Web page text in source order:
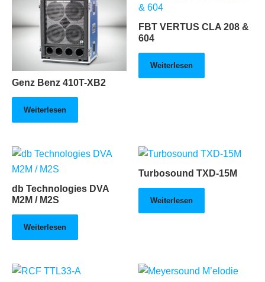
Genz Benz 410T-XB2
Weiterlesen
FBT VERTUS CLA 208 &
604
Weiterlesen
db Technologies DVA
M2M / M2S
Weiterlesen
Turbosound TXD-15M
Weiterlesen